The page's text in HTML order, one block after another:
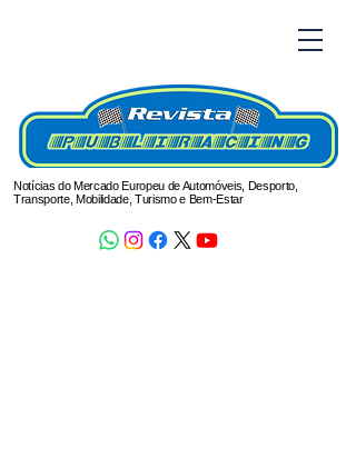
Notícias do Mercado Europeu de Automóveis, Desporto,
Transporte, Mobilidade, Turismo e Bem-Estar